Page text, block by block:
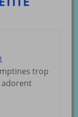
trop
adorent